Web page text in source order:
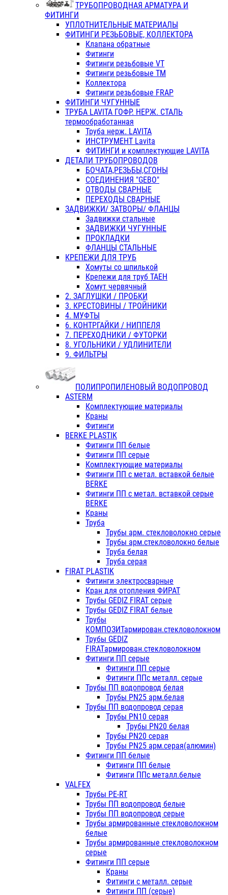
ТРУБОПРОВОДНАЯ АРМАТУРА И
ФИТИНГИ
УПЛОТНИТЕЛЬНЫЕ МАТЕРИАЛЫ
ФИТИНГИ РЕЗЬБОВЫЕ, КОЛЛЕКТОРА
Клапана обратные
Фитинги
Фитинги резьбовые VT
Фитинги резьбовые ТМ
Коллектора
Фитинги резьбовые FRAP
ФИТИНГИ ЧУГУННЫЕ
ТРУБА LAVITA ГОФР. НЕРЖ. СТАЛЬ
термообработанная
Труба нерж. LAVITA
ИНСТРУМЕНТ Lavita
ФИТИНГИ и комплектующие LAVITA
ДЕТАЛИ ТРУБОПРОВОДОВ
БОЧАТА,РЕЗЬБЫ,СГОНЫ
СОЕДИНЕНИЯ "GEBO"
ОТВОДЫ СВАРНЫЕ
ПЕРЕХОДЫ СВАРНЫЕ
ЗАДВИЖКИ/ ЗАТВОРЫ/ ФЛАНЦЫ
Задвижки стальные
ЗАДВИЖКИ ЧУГУННЫЕ
ПРОКЛАДКИ
ФЛАНЦЫ СТАЛЬНЫЕ
КРЕПЕЖИ ДЛЯ ТРУБ
Хомуты со шпилькой
Крепежи для труб ТАЕН
Хомут червячный
2. ЗАГЛУШКИ / ПРОБКИ
3. КРЕСТОВИНЫ / ТРОЙНИКИ
4. МУФТЫ
6. КОНТРГАЙКИ / НИППЕЛЯ
7. ПЕРЕХОДНИКИ / ФУТОРКИ
8. УГОЛЬНИКИ / УДЛИНИТЕЛИ
9. ФИЛЬТРЫ
ПОЛИПРОПИЛЕНОВЫЙ ВОДОПРОВОД
ASTERM
Комплектующие материалы
Краны
Фитинги
BERKE PLASTIK
Фитинги ПП белые
Фитинги ПП серые
Комплектующие материалы
Фитинги ПП с метал. вставкой белые
BERKE
Фитинги ПП с метал. вставкой серые
BERKE
Краны
Труба
Трубы арм. стекловолокно серые
Трубы арм.стекловолокно белые
Труба белая
Труба серая
FIRAT PLASTIK
Фитинги электросварные
Кран для отопления ФИРАТ
Трубы GEDIZ FIRAT серые
Трубы GEDIZ FIRAT белые
Трубы
КОМПОЗИТармирован.стекловолокном
Трубы GEDIZ
FIRATармирован.стекловолокном
Фитинги ПП серые
Фитинги ПП серые
Фитинги ППс металл. серые
Трубы ПП водопровод белая
Трубы PN25 арм.белая
Трубы ПП водопровод серая
Трубы PN10 серая
Трубы PN20 белая
Трубы PN20 серая
Трубы PN25 арм.серая(алюмин)
Фитинги ПП белые
Фитинги ПП белые
Фитинги ППс металл.белые
VALFEX
Трубы PE-RT
Трубы ПП водопровод белые
Трубы ПП водопровод серые
Трубы армированные стекловолокном
белые
Трубы армированные стекловолокном
серые
Фитинги ПП серые
Краны
Фитинги с металл. серые
Фитинги ПП (серые)